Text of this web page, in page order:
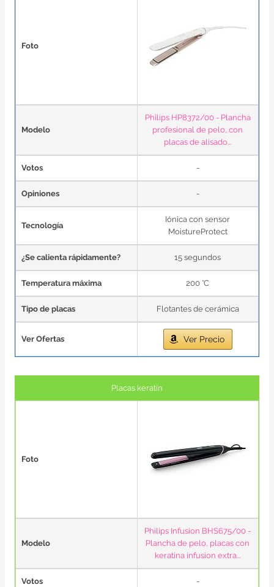
Foto
Modelo
Philips HP8372/00 - Plancha
profesional de pelo, con
placas de alisado...
Votos -
Opiniones -
Tecnología
Iónica con sensor
MoistureProtect
¿Se calienta rápidamente? 15 segundos
Temperatura máxima 200 °C
Tipo de placas Flotantes de cerámica
Ver Ofertas Ver Precio
Placas keratin
Foto
Modelo
Philips Infusion BHS675/00 -
Plancha de pelo, placas con
keratina infusion extra...
Votos -